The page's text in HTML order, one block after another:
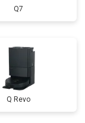
Q7
Q Revo